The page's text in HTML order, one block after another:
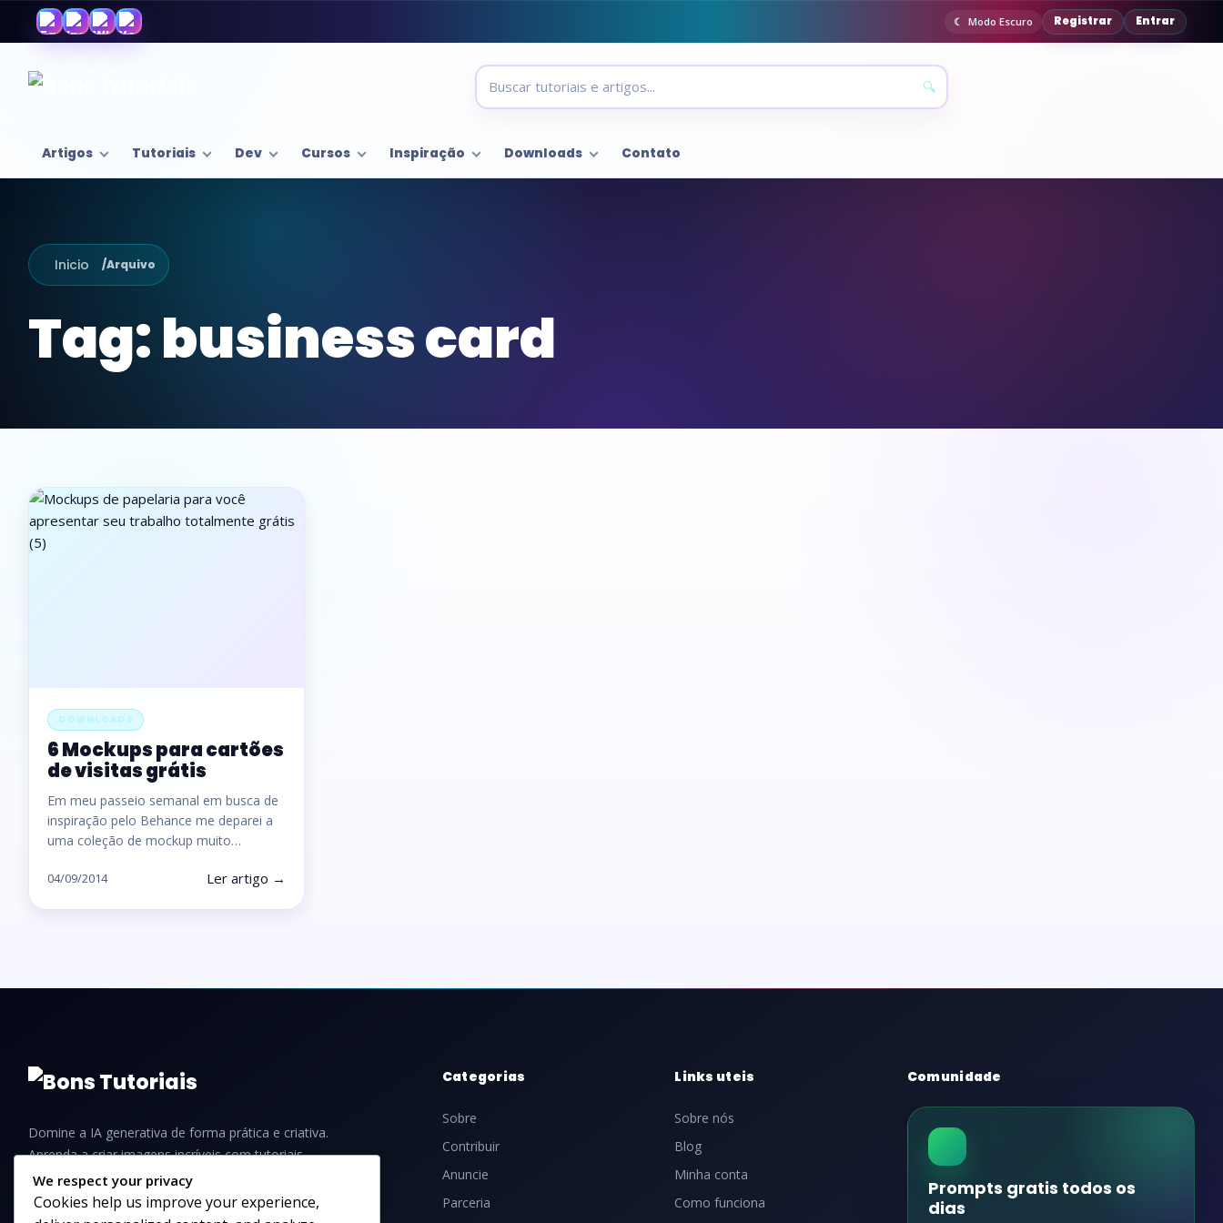
Modo Escuro Registrar Entrar
🔍
Artigos Tutoriais Dev Cursos Inspiração Downloads Contato
Inicio /Arquivo
Tag:business card
DOWNLOADS
6 Mockups para cartões
de visitas grátis
Em meu passeio semanal em busca de
inspiração pelo Behance me deparei a
uma coleção de mockup muito…
04/09/2014 Ler artigo →
Domine a IA generativa de forma prática e criativa.
Aprenda a criar imagens incríveis com tutoriais,
guias e dicas para iniciantes e profissionais.
Categorias
Sobre
Contribuir
Anuncie
Parceria
Links uteis
Sobre nós
Blog
Minha conta
Como funciona
Comunidade
Prompts gratis todos os
dias
We respect your privacy
Cookies help us improve your experience,